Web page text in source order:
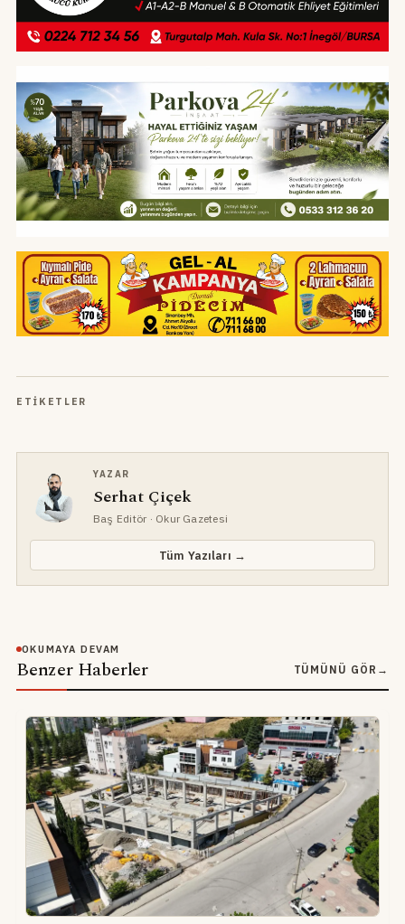
ETIKETLER
YAZAR
Serhat Çiçek
Baş Editör · Okur Gazetesi
Tüm Yazıları →
OKUMAYA DEVAM
Benzer Haberler TÜMÜNÜ GÖR →